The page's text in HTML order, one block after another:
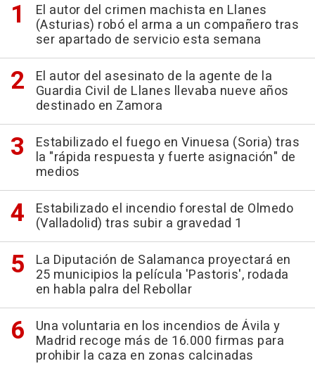
El autor del crimen machista en Llanes
(Asturias) robó el arma a un compañero tras
ser apartado de servicio esta semana
El autor del asesinato de la agente de la
Guardia Civil de Llanes llevaba nueve años
destinado en Zamora
Estabilizado el fuego en Vinuesa (Soria) tras
la "rápida respuesta y fuerte asignación" de
medios
Estabilizado el incendio forestal de Olmedo
(Valladolid) tras subir a gravedad 1
La Diputación de Salamanca proyectará en
25 municipios la película 'Pastoris', rodada
en habla palra del Rebollar
Una voluntaria en los incendios de Ávila y
Madrid recoge más de 16.000 firmas para
prohibir la caza en zonas calcinadas